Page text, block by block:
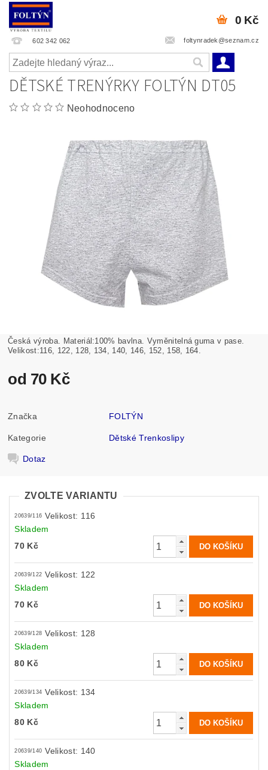
602 342 062 foltynradek@seznam.cz
0 Kč
DĚTSKÉ TRENÝRKY FOLTÝN DT05
Neohodnoceno
Česká výroba. Materiál:100% bavlna. Vyměnitelná guma v pase.
Velikost:116, 122, 128, 134, 140, 146, 152, 158, 164.
od 70 Kč
Značka FOLTÝN
Kategorie Dětské Trenkoslipy
Dotaz
ZVOLTE VARIANTU
20639/116 Velikost: 116
Skladem
70 Kč
20639/122 Velikost: 122
Skladem
70 Kč
20639/128 Velikost: 128
Skladem
80 Kč
20639/134 Velikost: 134
Skladem
80 Kč
20639/140 Velikost: 140
Skladem